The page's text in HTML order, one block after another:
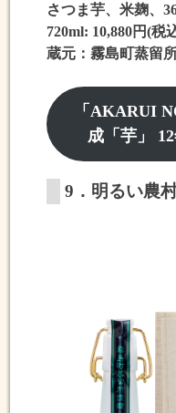
さつま芋、米麹、
720ml: 10,880円(税
蔵元：霧島町蒸留
「AKARUI
成「芋」
9．明るい農